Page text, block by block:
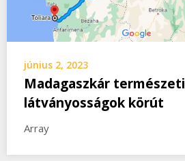
június 2, 2023
Madagaszkár természeti
látványosságok körút
Array